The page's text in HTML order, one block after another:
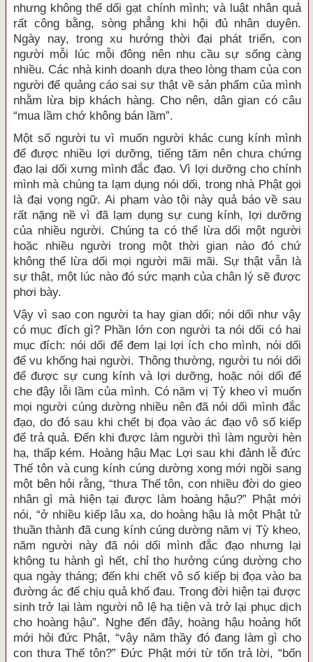
nhưng không thể dối gạt chính mình; và luật nhân quả
rất công bằng, sòng phẳng khi hội đủ nhân duyên.
Ngày nay, trong xu hướng thời đại phát triển, con
người mỗi lúc mỗi đông nên nhu cầu sự sống càng
nhiều. Các nhà kinh doanh dựa theo lòng tham của con
người để quảng cáo sai sự thật về sản phẩm của mình
nhằm lừa bịp khách hàng. Cho nên, dân gian có câu
“mua lầm chớ không bán lầm”.
Một số người tu vì muốn người khác cung kính mình
để được nhiều lợi dưỡng, tiếng tăm nên chưa chứng
đạo lại dối xưng mình đắc đạo. Vì lợi dưỡng cho chính
mình mà chúng ta lạm dụng nói dối, trong nhà Phật gọi
là đại vọng ngữ. Ai phạm vào tội này quả báo về sau
rất nặng nề vì đã lạm dụng sự cung kính, lợi dưỡng
của nhiều người. Chúng ta có thể lừa dối một người
hoặc nhiều người trong một thời gian nào đó chứ
không thể lừa dối mọi người mãi mãi. Sự thật vẫn là
sự thật, một lúc nào đó sức mạnh của chân lý sẽ được
phơi bày.
Vậy vì sao con người ta hay gian dối; nói dối như vậy
có mục đích gì? Phần lớn con người ta nói dối có hai
mục đích: nói dối để đem lại lợi ích cho mình, nói dối
để vu khống hại người. Thông thường, người tu nói dối
để được sự cung kính và lợi dưỡng, hoặc nói dối để
che đậy lỗi lầm của mình. Có năm vị Tỳ kheo vì muốn
mọi người cúng dường nhiều nên đã nói dối mình đắc
đạo, do đó sau khi chết bị đọa vào ác đạo vô số kiếp
để trả quả. Đến khi được làm người thì làm người hèn
hạ, thấp kém. Hoàng hậu Mạc Lợi sau khi đảnh lễ đức
Thế tôn và cung kính cúng dường xong mới ngồi sang
một bên hỏi rằng, “thưa Thế tôn, con nhiều đời do gieo
nhân gì mà hiện tại được làm hoàng hậu?” Phật mới
nói, “ở nhiều kiếp lâu xa, do hoàng hậu là một Phật tử
thuần thành đã cung kính cúng dường năm vị Tỳ kheo,
năm người này đã nói dối mình đắc đạo nhưng lại
không tu hành gì hết, chỉ thọ hưởng cúng dường cho
qua ngày tháng; đến khi chết vô số kiếp bị đọa vào ba
đường ác để chịu quả khổ đau. Trong đời hiện tại được
sinh trở lại làm người nô lệ hạ tiện và trở lại phục dịch
cho hoàng hậu”. Nghe đến đây, hoàng hậu hoảng hốt
mới hỏi đức Phật, “vậy năm thầy đó đang làm gì cho
con thưa Thế tôn?” Đức Phật mới từ tốn trả lời, “bốn